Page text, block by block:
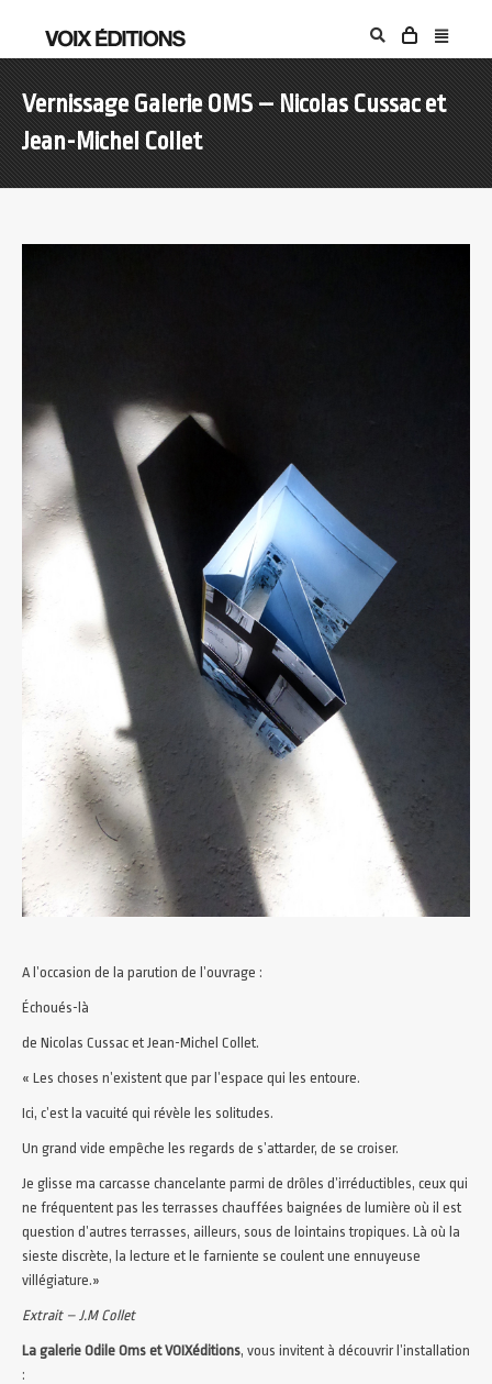
Vernissage Galerie OMS – Nicolas Cussac et
Jean-Michel Collet
A l’occasion de la parution de l’ouvrage :
Échoués-là
de Nicolas Cussac et Jean-Michel Collet.
« Les choses n’existent que par l’espace qui les entoure.
Ici, c’est la vacuité qui révèle les solitudes.
Un grand vide empêche les regards de s’attarder, de se croiser.
Je glisse ma carcasse chancelante parmi de drôles d’irréductibles, ceux qui
ne fréquentent pas les terrasses chauffées baignées de lumière où il est
question d’autres terrasses, ailleurs, sous de lointains tropiques. Là où la
sieste discrète, la lecture et le farniente se coulent une ennuyeuse
villégiature.»
Extrait – J.M Collet
La galerie Odile Oms etVOIXéditions, vous invitent à découvrir l’installation
: